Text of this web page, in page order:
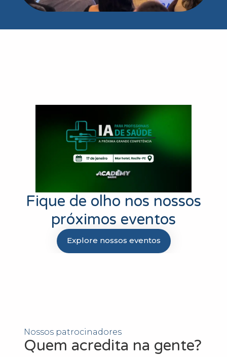
Fique de olho nos nossos
próximos eventos
Explore nossos eventos
Nossos patrocinadores
Quem acredita na gente?